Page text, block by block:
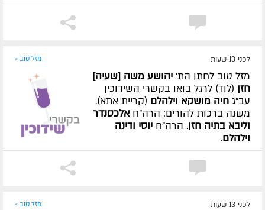
לפני 13 שעות מזל טוב »
מזל טוב לחתן הת' יהושע משה [שעיה]
חזן (לוד) לרגל בואו בקשרי השידוכין
עב"ג חיה מושקא וילהלם (קריית אתא).
משנה ברכות להורים: הרה"חאלכסנדר
וליבא בתיה חזן. הרה"ח יוסי ודינה
וילהלם.
לפני 13 שעות מזל טוב »